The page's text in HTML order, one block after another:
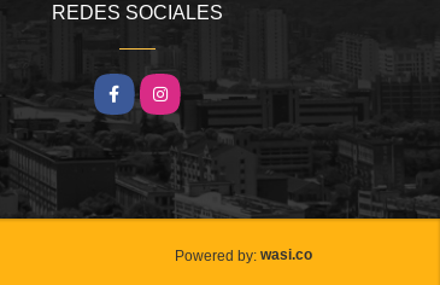
REDES SOCIALES
FacebookInstagram
Powered by: wasi.co